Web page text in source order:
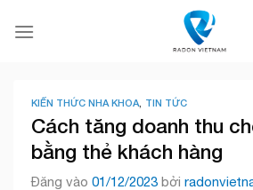
qua
KIẾN THỨC NHA KHOA TIN TỨC
Cách tăng doanh thu
bằng thẻ khách hàng
Đăng vào 01/12/2023 bởi